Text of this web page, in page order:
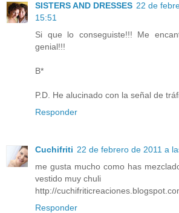
SISTERS AND DRESSES 22 de
15:51
Si que lo conseguiste!!! Me
genial!!!
B*
P.D. He alucinado con la señal de
Responder
Cuchifriti 22 de febrero de 2011 a
me gusta mucho como has
vestido muy chuli
http://
Responder